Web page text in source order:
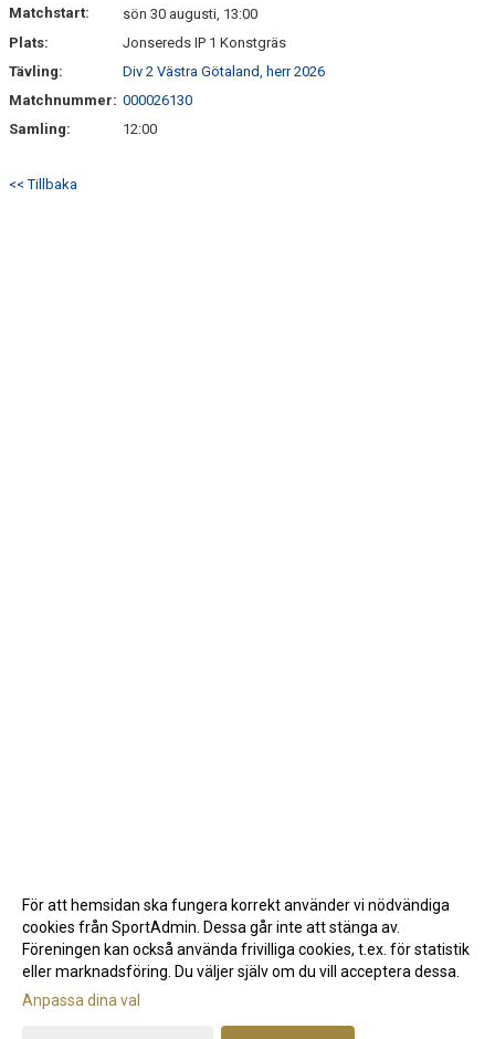
Matchstart:
sön 30 augusti, 13:00
Plats:
Jonsereds IP 1 Konstgräs
Tävling:
Div 2 Västra Götaland, herr 2026
Matchnummer: 000026130
Samling:
12:00
<< Tillbaka
Gå till Webbversion
För att hemsidan ska fungera korrekt använder vi nödvändiga
cookies från SportAdmin. Dessa går inte att stänga av.
Föreningen kan också använda frivilliga cookies, t.ex. för statistik
eller marknadsföring. Du väljer själv om du vill acceptera dessa.
Anpassa dina val